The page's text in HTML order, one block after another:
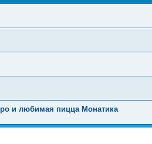
и любимая пицца Монатика